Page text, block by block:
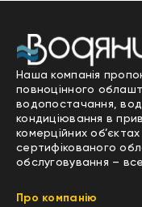
Наша компанія
повноцінного
водопостачання,
кондиціювання в
комерційних
сертифікованого
обслуговування –
Про компанію